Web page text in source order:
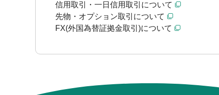
信用取引・一日信用取引について
先物・オプション取引について
FX(外国為替証拠金取引)について